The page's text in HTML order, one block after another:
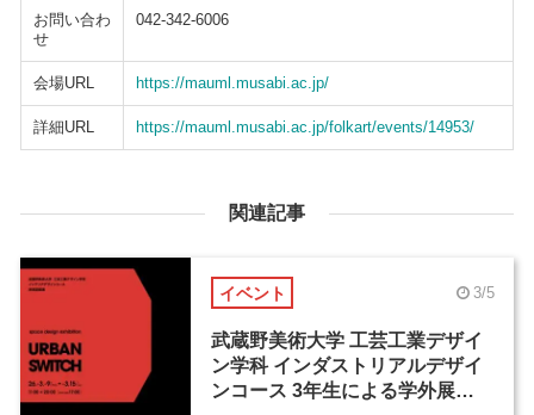
お問い合わ
せ
042-342-6006
会場URL https://mauml.musabi.ac.jp/
詳細URL https://mauml.musabi.ac.jp/folkart/events/14953/
関連記事
イベント 3/5
武蔵野美術大学 工芸工業デザイ
ン学科 インダストリアルデザイ
ンコース 3年生による学外展